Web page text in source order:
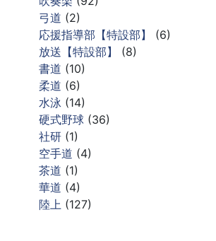
弓道 (2)
応援指導部【特設部】
(6)
放送【特設部】
(8)
書道 (10)
柔道 (6)
水泳 (14)
硬式野球 (36)
社研 (1)
空手道 (4)
茶道 (1)
華道 (4)
陸上 (127)